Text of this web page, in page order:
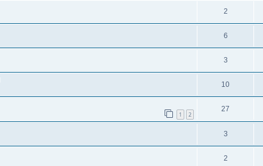
2
6
3
10
1 2
27
3
2